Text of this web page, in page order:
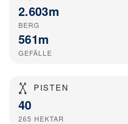
2.603m
BERG
561m
GEFÄLLE
PISTEN
40
265 HEKTAR